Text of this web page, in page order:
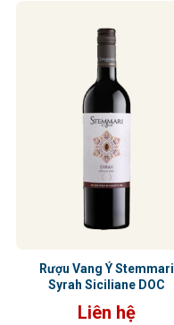
Rượu Vang Ý Stemmari
Syrah Siciliane DOC
Liên hệ